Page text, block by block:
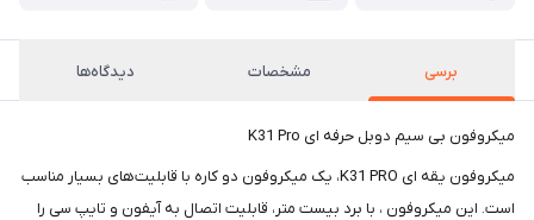
برسی مشخصات دیدگاه‌ها
میکروفون بی سیم دوبل حرفه ای K31 Pro
میکروفون یقه ای K31 PRO، یک میکروفون دو کاره با قابلیت‌های بسیار مناسب
است. این میکروفون ، با برد بیست متر، قابلیت اتصال به آیفون و تایپ سی را